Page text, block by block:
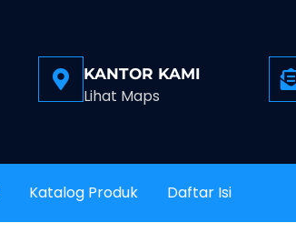
KANTOR KAMI
Lihat Maps
Katalog Produk Daftar Isi